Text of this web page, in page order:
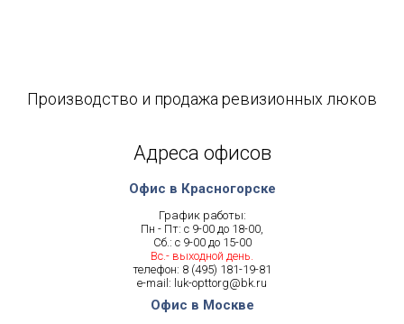
Производство и продажа ревизионных люков
Адреса офисов
Офис в Красногорске
График работы:
Пн - Пт: с 9-00 до 18-00,
Сб.: с 9-00 до 15-00
Вс.- выходной день.
телефон: 8 (495) 181-19-81
e-mail: luk-opttorg@bk.ru
Офис в Москве